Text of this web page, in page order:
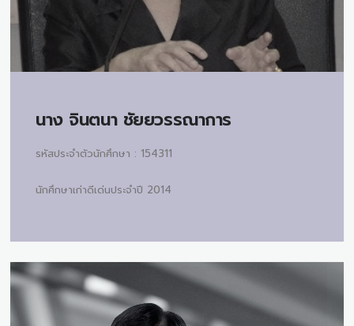
นาง จินตนา ชัยยวรรณาการ
รหัสประจำตัวนักศึกษา : 154311
นักศึกษาเก่าดีเด่นประจำปี 2014